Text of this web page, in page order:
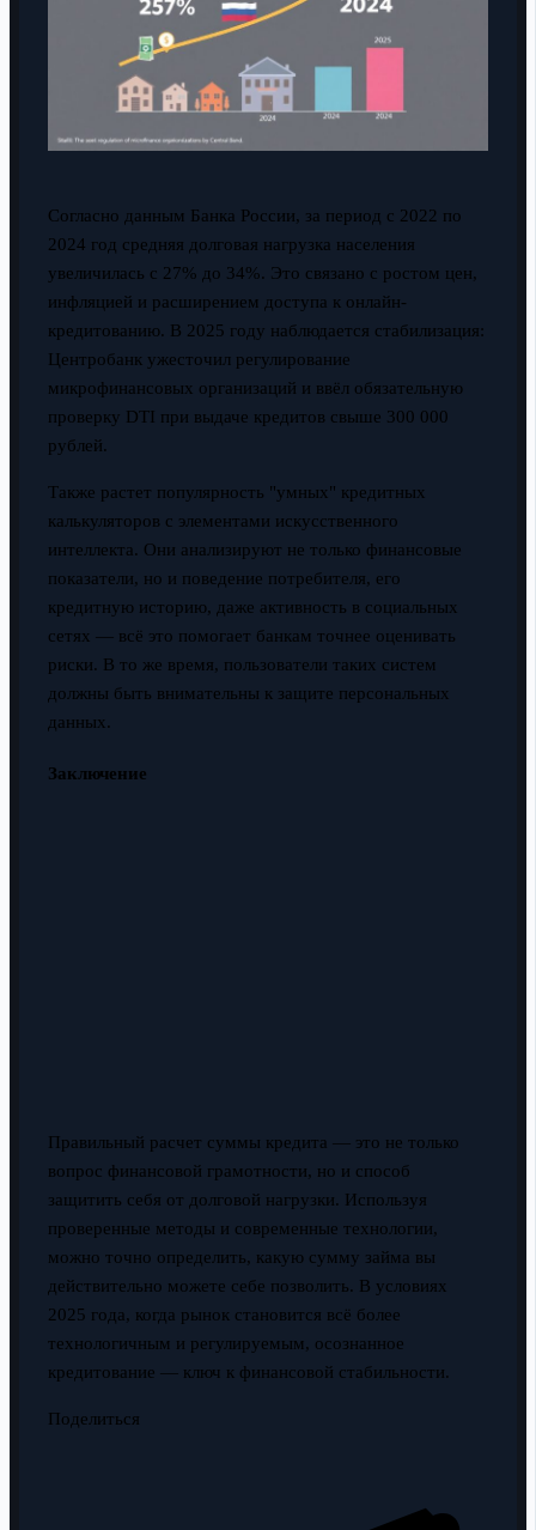
Согласно данным Банка России, за период с 2022 по
2024 год средняя долговая нагрузка населения
увеличилась с 27% до 34%. Это связано с ростом цен,
инфляцией и расширением доступа к онлайн-
кредитованию. В 2025 году наблюдается стабилизация:
Центробанк ужесточил регулирование
микрофинансовых организаций и ввёл обязательную
проверку DTI при выдаче кредитов свыше 300 000
рублей.
Также растет популярность "умных" кредитных
калькуляторов с элементами искусственного
интеллекта. Они анализируют не только финансовые
показатели, но и поведение потребителя, его
кредитную историю, даже активность в социальных
сетях — всё это помогает банкам точнее оценивать
риски. В то же время, пользователи таких систем
должны быть внимательны к защите персональных
данных.
Заключение
Правильный расчет суммы кредита — это не только
вопрос финансовой грамотности, но и способ
защитить себя от долговой нагрузки. Используя
проверенные методы и современные технологии,
можно точно определить, какую сумму займа вы
действительно можете себе позволить. В условиях
2025 года, когда рынок становится всё более
технологичным и регулируемым, осознанное
кредитование — ключ к финансовой стабильности.
Поделиться